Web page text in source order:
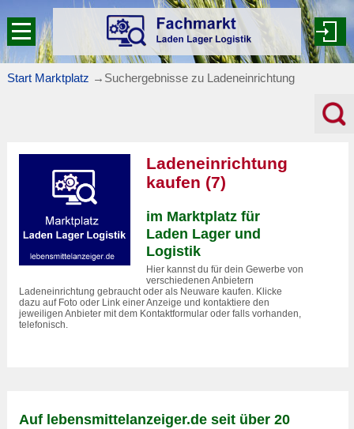
Start Marktplatz → Suchergebnisse zu Ladeneinrichtung
Ladeneinrichtung
kaufen (7)
im Marktplatz für
Laden Lager und
Logistik
Hier kannst du für dein Gewerbe von
verschiedenen Anbietern
Ladeneinrichtung gebraucht oder als Neuware kaufen. Klicke
dazu auf Foto oder Link einer Anzeige und kontaktiere den
jeweiligen Anbieter mit dem Kontaktformular oder falls vorhanden,
telefonisch.
Auf lebensmittelanzeiger.de seit über 20